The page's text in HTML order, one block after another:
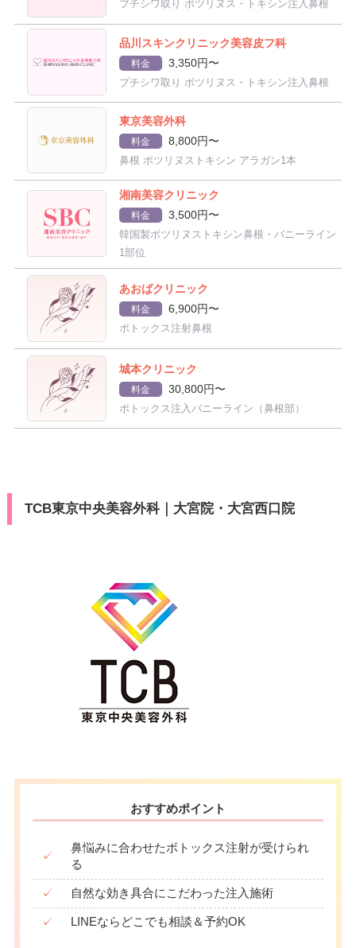
プチシワ取り ボツリヌス・トキシン注入鼻根
品川スキンクリニック美容皮フ科
料金 3,350円〜
プチシワ取り ボツリヌス・トキシン注入鼻根
東京美容外科
料金 8,800円〜
鼻根 ボツリヌストキシン アラガン1本
湘南美容クリニック
料金 3,500円〜
韓国製ボツリヌストキシン鼻根・バニーライン
1部位
あおばクリニック
料金 6,900円〜
ボトックス注射鼻根
城本クリニック
料金 30,800円〜
ボトックス注入バニーライン（鼻根部）
TCB東京中央美容外科｜大宮院・大宮西口院
おすすめポイント
✓
鼻悩みに合わせたボトックス注射が受けられ
る
✓ 自然な効き具合にこだわった注入施術
✓ LINEならどこでも相談＆予約OK